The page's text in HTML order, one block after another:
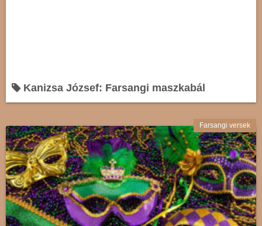
Kanizsa József: Farsangi maszkabál
Farsangi versek